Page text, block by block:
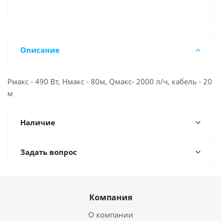
Описание
Рмакс - 490 Вт, Нмакс - 80м, Qмакс- 2000 л/ч, кабель - 20
м
Наличие
Задать вопрос
Компания
О компании